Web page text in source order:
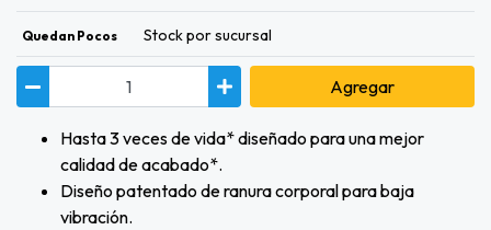
Quedan Pocos Stock por sucursal
Agregar
Hasta 3 veces de vida* diseñado para una mejor
calidad de acabado*.
Diseño patentado de ranura corporal para baja
vibración.